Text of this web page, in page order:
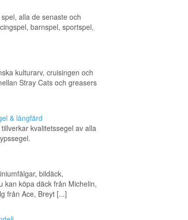
alla de senaste och
barnspel, sportspel,
kulturarv, cruisingen och
Stray Cats och greasers
& långfärd
kvalitetssegel av alla
bildäck,
kan köpa däck från Michelin,
från Ace, Breyt [...]